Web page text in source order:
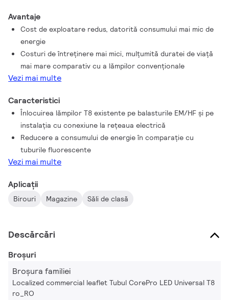
de folosit și nu veți mai avea nevoie să păstrați stocuri duble
de produse! Ușor de instalat, fiabil și absolut sigur, tubul Philips
CorePro LEDtube Universal T8 este alternativa ideală la
tuburile fluorescente standard pentru economii la energie și o
investiție redusă.
Avantaje
Cost de exploatare redus, datorită consumului mai mic de
energie
Costuri de întreținere mai mici, mulțumită duratei de viață
mai mare comparativ cu a lămpilor convenționale
Vezi mai multe
Caracteristici
Înlocuirea lămpilor T8 existente pe balasturile EM/HF și pe
instalația cu conexiune la rețeaua electrică
Reducere a consumului de energie în comparație cu
tuburile fluorescente
Vezi mai multe
Aplicații
Birouri Magazine Săli de clasă
Descărcări
Broșuri
Broșura familiei
Localized commercial leaflet Tubul CorePro LED Universal T8
ro_RO